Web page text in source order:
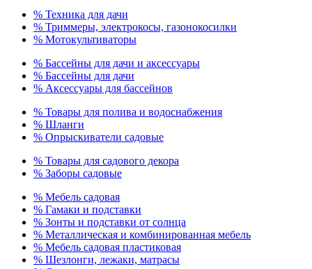
% Техника для дачи
% Триммеры, электрокосы, газонокосилки
% Мотокультиваторы
% Бассейны для дачи и аксессуары
% Бассейны для дачи
% Аксессуары для бассейнов
% Товары для полива и водоснабжения
% Шланги
% Опрыскиватели садовые
% Товары для садового декора
% Заборы садовые
% Мебель садовая
% Гамаки и подставки
% Зонты и подставки от солнца
% Металлическая и комбинированная мебель
% Мебель садовая пластиковая
% Шезлонги, лежаки, матрасы